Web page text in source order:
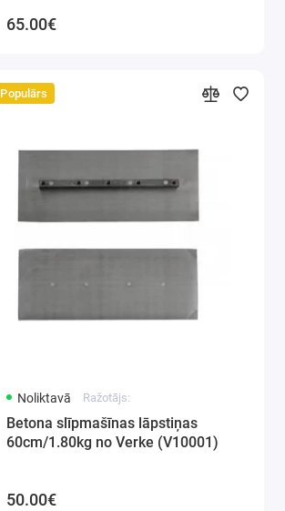
65.00€
Populārs
Noliktavā Ražotājs:
Betona slīpmašīnas lāpstiņas
60cm/1.80kg no Verke (V10001)
50.00€